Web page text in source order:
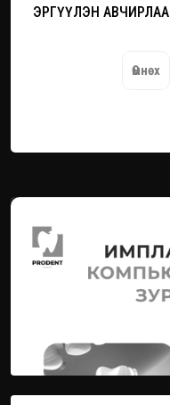
ЭРГҮҮЛЭН АВЧИРЛАА
Өмнөх